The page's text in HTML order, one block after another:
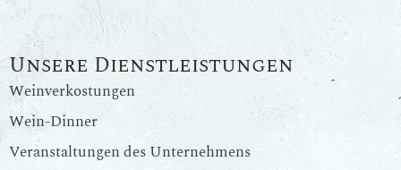
Unsere Dienstleistungen
Weinverkostungen
Wein-Dinner
Veranstaltungen des Unternehmens